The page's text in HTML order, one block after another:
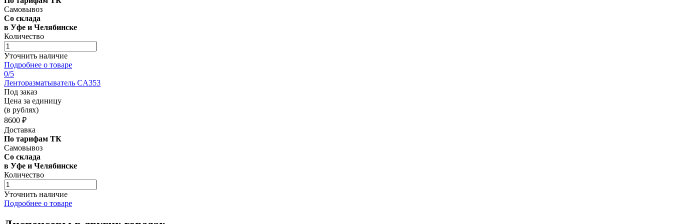
Самовывоз
Со склада
в Уфе и Челябинске
Количество
Уточнить наличие
Подробнее о товаре
0/5
Ленторазматыватель CA353
Под заказ
Цена за единицу
(в рублях)
8600 ₽
Доставка
По тарифам ТК
Самовывоз
Со склада
в Уфе и Челябинске
Количество
Уточнить наличие
Подробнее о товаре